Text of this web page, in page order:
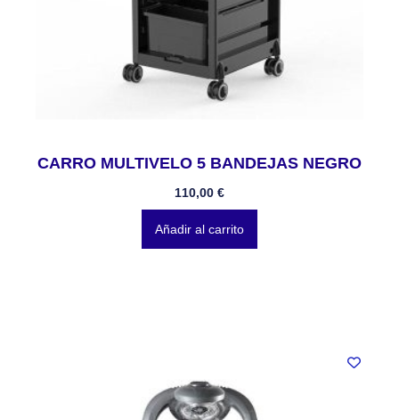
CARRO MULTIVELO 5 BANDEJAS NEGRO
110,00 €
Añadir al carrito